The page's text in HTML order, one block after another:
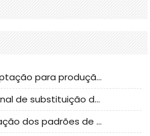
Guia de avaliação e adaptação para produção em massa de componentes de cabos nacionais CNC Tech
Análise da solução nacional de substituição da linha de alta frequência I-PEX
CLIFF referente à atualização dos padrões de teste de conectores nacionais